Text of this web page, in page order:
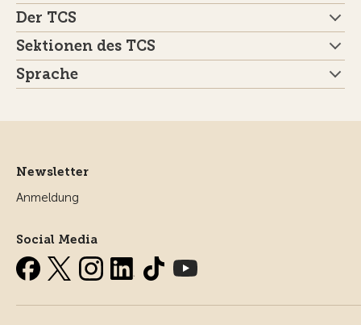
Der TCS
Sektionen des TCS
Sprache
Newsletter
Anmeldung
Social Media